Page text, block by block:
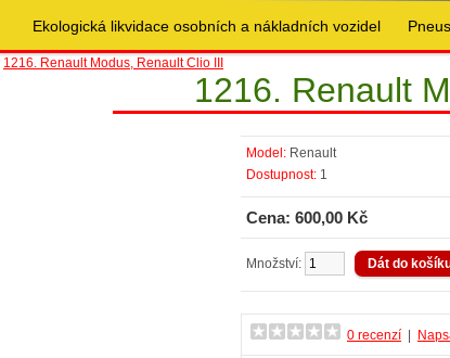
Ekologická likvidace osobních a nákladních vozidel
1216. Renault Modus, Renault Clio III
1216. Renault
Model: Renault
Dostupnost: 1
Cena: 600,00 Kč
Množství:
0 recenzí